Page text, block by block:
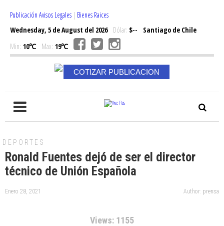
Publicación Avisos Legales | Bienes Raices
Wednesday, 5 de August del 2026Dólar: $--
Santiago de Chile
Min: 10℃ Max: 19℃
COTIZAR PUBLICACION
DEPORTES
Ronald Fuentes dejó de ser el director
técnico de Unión Española
Enero 28, 2021 Author: prensa
Views: 1155